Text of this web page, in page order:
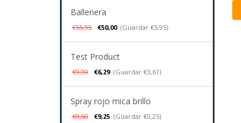
Ballenera
€55,95 €50,00 (Guardar €5,95)
Test Product
€9,90 €6,29 (Guardar €3,61)
Spray rojo mica brillo
€9,50 €9,25 (Guardar €0,25)